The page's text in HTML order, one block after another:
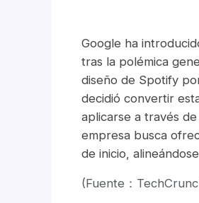
Google ha
tras la polémica
diseño de Spotify
decidió convertir
aplicarse a través
empresa busca
de inicio,
(Fuente：